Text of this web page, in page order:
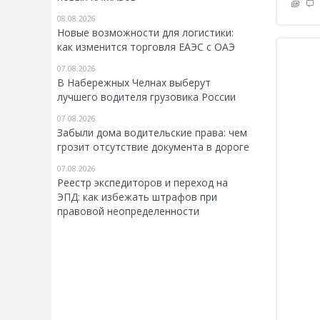
08.08.2026
Новые возможности для логистики:
как изменится торговля ЕАЭС с ОАЭ
07.08.2026
В Набережных Челнах выберут
лучшего водителя грузовика России
07.08.2026
Забыли дома водительские права: чем
грозит отсутствие документа в дороге
07.08.2026
Реестр экспедиторов и переход на
ЭПД: как избежать штрафов при
правовой неопределенности